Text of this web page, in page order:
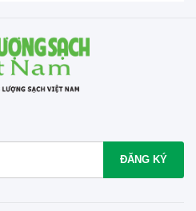
ĐĂNG KÝ